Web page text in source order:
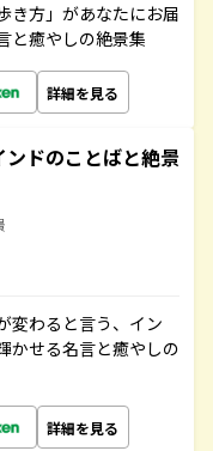
き方」があなたにお届
と癒やしの絶景集
詳細を見る
ドのことばと絶景
変わると言う、イン
かせる名言と癒やしの
詳細を見る